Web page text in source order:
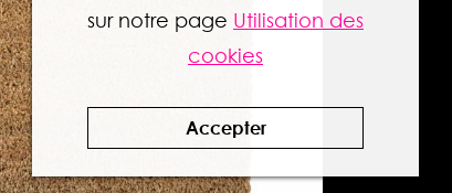
sur notre page Utilisation des
cookies
Accepter